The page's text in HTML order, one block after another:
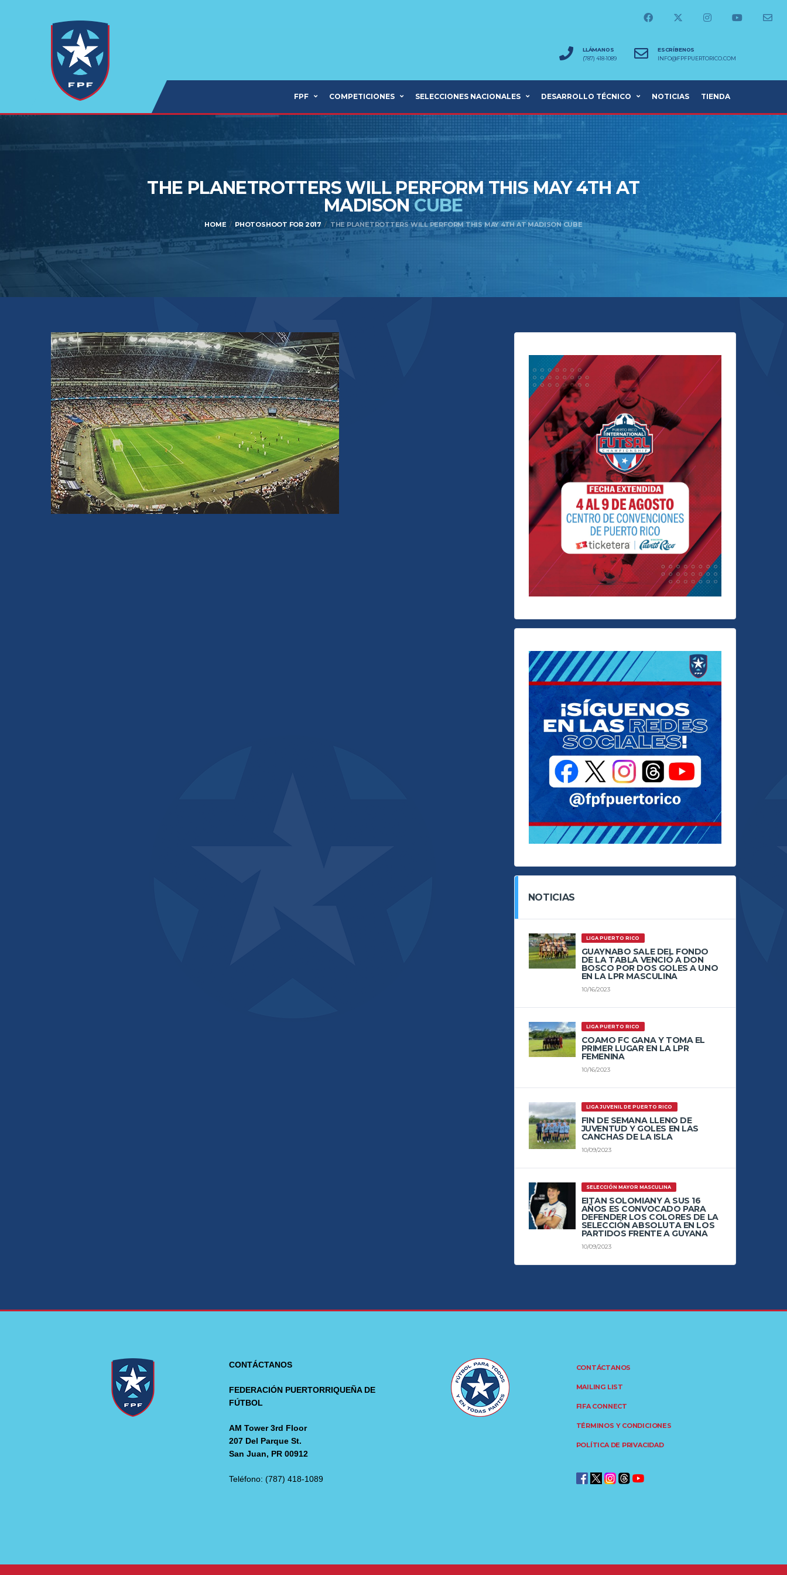
LLÁMANOS
(787) 418-1089
ESCRÍBENOS
INFO@FPFPUERTORICO.COM
FPF COMPETICIONES SELECCIONES NACIONALES DESARROLLO TÉCNICO NOTICIAS TIENDA
THE PLANETROTTERS WILL PERFORM THIS MAY 4TH AT
MADISONCUBE
HOME PHOTOSHOOT FOR 2017 THE PLANETROTTERS WILL PERFORM THIS MAY 4TH AT MADISON CUBE
NOTICIAS
LIGA PUERTO RICO
GUAYNABO SALE DEL FONDO
DE LA TABLA VENCIÓ A DON
BOSCO POR DOS GOLES A UNO
EN LA LPR MASCULINA
10/16/2023
LIGA PUERTO RICO
COAMO FC GANA Y TOMA EL
PRIMER LUGAR EN LA LPR
FEMENINA
10/16/2023
LIGA JUVENIL DE PUERTO RICO
FIN DE SEMANA LLENO DE
JUVENTUD Y GOLES EN LAS
CANCHAS DE LA ISLA
10/09/2023
SELECCIÓN MAYOR MASCULINA
EITAN SOLOMIANY A SUS 16
AÑOS ES CONVOCADO PARA
DEFENDER LOS COLORES DE LA
SELECCIÓN ABSOLUTA EN LOS
PARTIDOS FRENTE A GUYANA
10/09/2023
CONTÁCTANOS
FEDERACIÓN PUERTORRIQUEÑA DE
FÚTBOL
AM Tower 3rd Floor
207 Del Parque St.
San Juan, PR 00912
Teléfono: (787) 418-1089
CONTÁCTANOS
MAILING LIST
FIFA CONNECT
TÉRMINOS Y CONDICIONES
POLÍTICA DE PRIVACIDAD